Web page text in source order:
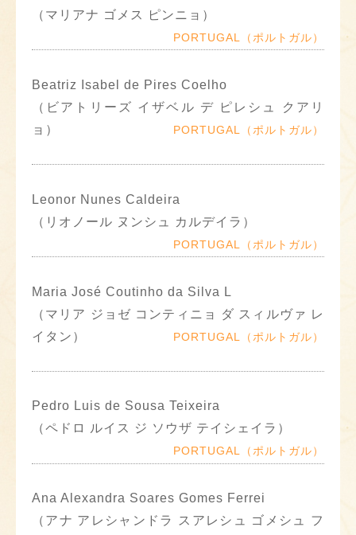
（マリアナ ゴメス ピンニョ）
PORTUGAL（ポルトガル）
Beatriz Isabel de Pires Coelho
（ビアトリーズ イザベル デ ピレシュ クアリ
ョ）
PORTUGAL（ポルトガル）
Leonor Nunes Caldeira
（リオノール ヌンシュ カルデイラ）
PORTUGAL（ポルトガル）
Maria José Coutinho da Silva L
（マリア ジョゼ コンティニョ ダ スィルヴァ レ
イタン）
PORTUGAL（ポルトガル）
Pedro Luis de Sousa Teixeira
（ペドロ ルイス ジ ソウザ テイシェイラ）
PORTUGAL（ポルトガル）
Ana Alexandra Soares Gomes Ferrei
（アナ アレシャンドラ スアレシュ ゴメシュ フ